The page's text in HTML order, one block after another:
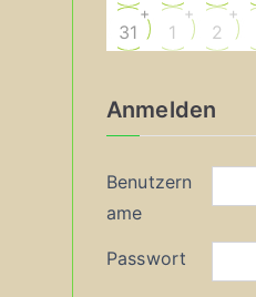
31
+
1
+
2
+
Anmelden
Benutzern
ame
Passwort